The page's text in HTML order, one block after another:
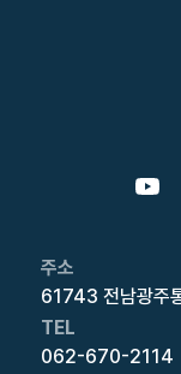
주소
61743 전남광주
TEL
062-670-2114